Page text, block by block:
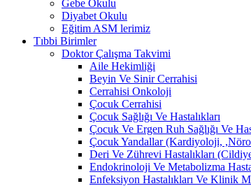
Gebe Okulu
Diyabet Okulu
Eğitim ASM lerimiz
Tıbbi Birimler
Doktor Çalışma Takvimi
Aile Hekimliği
Beyin Ve Sinir Cerrahisi
Cerrahisi Onkoloji
Çocuk Cerrahisi
Çocuk Sağlığı Ve Hastalıkları
Çocuk Ve Ergen Ruh Sağlığı Ve
Çocuk Yandallar (Kardiyoloji,
Deri Ve Zührevi Hastalıkları
Endokrinoloji Ve Metabolizma
Enfeksiyon Hastalıkları Ve Klinik